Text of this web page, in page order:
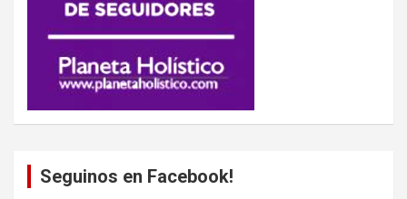
Seguinos en Facebook!